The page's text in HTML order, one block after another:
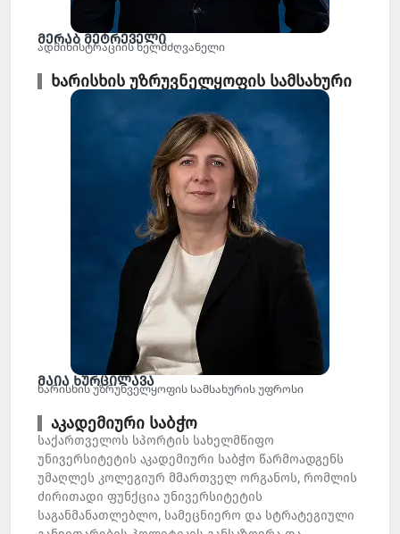
მერაბ მეტრეველი
ადმინისტრაციის ხელმძღვანელი
ხარისხის უზრუვნელყოფის სამსახური
მაია ხურცილავა
ხარისხის უზრუნველყოფის სამსახურის უფროსი
აკადემიური საბჭო
საქართველოს სპორტის სახელმწიფო
უნივერსიტეტის აკადემიური საბჭო წარმოადგენს
უმაღლეს კოლეგიურ მმართველ ორგანოს, რომლის
ძირითადი ფუნქცია უნივერსიტეტის
საგანმანათლებლო, სამეცნიერო და სტრატეგიული